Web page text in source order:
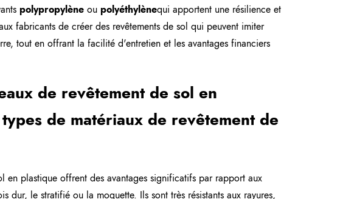
polypropylène ou polyéthylènequi apportent une résilience et
fabricants de créer des revêtements de sol qui peuvent imiter
tout en offrant la facilité d'entretien et les avantages financiers
de revêtement de sol en
de matériaux de revêtement de
plastique offrent des avantages significatifs par rapport aux
dur, le stratifié ou la moquette. Ils sont très résistants aux rayures,